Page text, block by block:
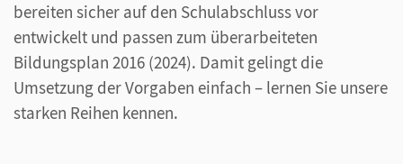
bereiten sicher auf den Schulabschluss vor
entwickelt und passen zum überarbeiteten
Bildungsplan 2016 (2024). Damit gelingt die
Umsetzung der Vorgaben einfach – lernen Sie unsere
starken Reihen kennen.